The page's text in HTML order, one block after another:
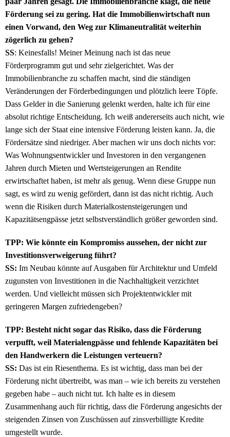
Förderung sei zu gering. Hat die Immobilienwirtschaft nun
einen Vorwand, den Weg zur Klimaneutralität weiterhin
zögerlich zu gehen?
SS: Keinesfalls! Meiner Meinung nach ist das neue
Förderprogramm gut und sehr zielgerichtet. Was der
Immobilienbranche zu schaffen macht, sind die ständigen
Veränderungen der Förderbedingungen und plötzlich leere Töpfe.
Dass Gelder in die Sanierung gelenkt werden, halte ich für eine
absolut richtige Entscheidung. Ich weiß andererseits auch nicht, wie
lange sich der Staat eine intensive Förderung leisten kann. Ja, die
Fördersätze sind niedriger. Aber machen wir uns doch nichts vor:
Was Wohnungsentwickler und Investoren in den vergangenen
Jahren durch Mieten und Wertsteigerungen an Rendite
erwirtschaftet haben, ist mehr als genug. Wenn diese Gruppe nun
sagt, es wird zu wenig gefördert, dann ist das nicht richtig. Auch
wenn die Risiken durch Materialkostensteigerungen und
Kapazitätsengpässe jetzt selbstverständlich größer geworden sind.
TPP: Wie könnte ein Kompromiss aussehen, der nicht zur
Investitionsverweigerung führt?
SS: Im Neubau könnte auf Ausgaben für Architektur und Umfeld
zugunsten von Investitionen in die Nachhaltigkeit verzichtet
werden. Und vielleicht müssen sich Projektentwickler mit
geringeren Margen zufriedengeben?
TPP: Besteht nicht sogar das Risiko, dass die Förderung
verpufft, weil Materialengpässe und fehlende Kapazitäten bei
den Handwerkern die Leistungen verteuern?
SS: Das ist ein Riesenthema. Es ist wichtig, dass man bei der
Förderung nicht übertreibt, was man – wie ich bereits zu verstehen
gegeben habe – auch nicht tut. Ich halte es in diesem
Zusammenhang auch für richtig, dass die Förderung angesichts der
steigenden Zinsen von Zuschüssen auf zinsverbilligte Kredite
umgestellt wurde.